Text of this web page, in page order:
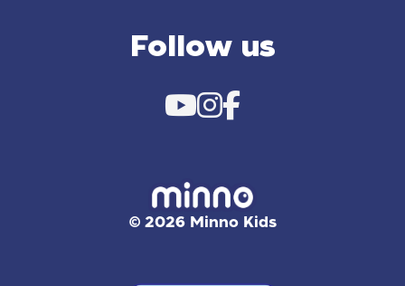
Follow us
© 2026 Minno Kids